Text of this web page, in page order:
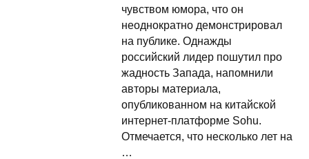
чувством юмора, что он
неоднократно демонстрировал
на публике. Однажды
российский лидер пошутил про
жадность Запада, напомнили
авторы материала,
опубликованном на китайской
интернет-платформе Sohu.
Отмечается, что несколько лет на
…